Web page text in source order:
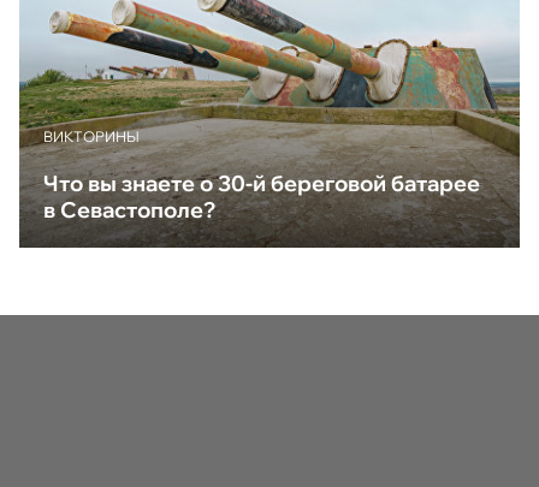
ВИКТОРИНЫ
Что вы знаете о 30-й береговой батарее
в Севастополе?